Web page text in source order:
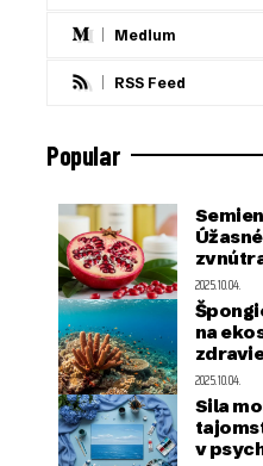
Medium
RSS Feed
Popular
2025.10.04.
na
2025.10.04.
Sila
v